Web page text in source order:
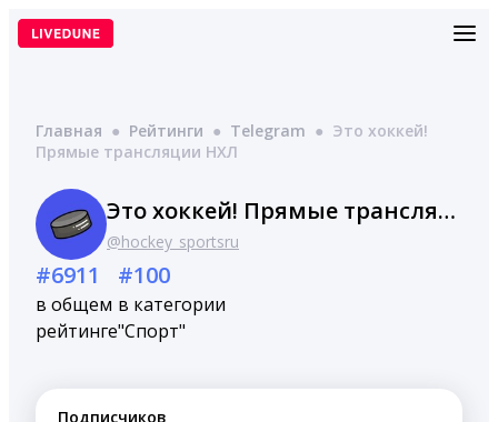
Перейти
Главная ● Рейтинги ● Telegram ● Это хоккей!
Прямые трансляции НХЛ
Это хоккей! Прямые трансляции НХЛ
@hockey_sportsru
#6911
в общем
рейтинге
#100
в категории
"Спорт"
Подписчиков